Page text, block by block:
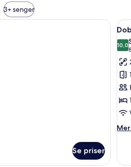
3+ senger
Enkeltrom – classic | Sengetøy av topp
Se priser
alle
av
–
5
10,0
Mer
–